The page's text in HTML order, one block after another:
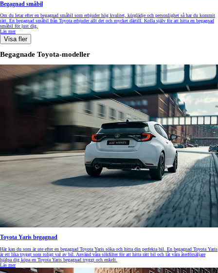
Begagnad småbil
Om du letar efter en begagnad småbil som erbjuder hög kvalitet, körglädje och personlighet så har du kommit
rätt. En begagnad småbil från Toyota erbjuder allt det och mycket därtill. Kolla själv för att hitta en begagnad
småbil för just dig.
Läs mer
Visa fler
Begagnade Toyota-modeller
Toyota Yaris begagnad
Här kan du som är ute efter en begagnad Toyota Yaris söka och hitta din perfekta bil. En begagnad Toyota Yaris
är ett lika tryggt som roligt val av bil. Använd våra sökfilter för att hitta rätt bil och låt våra återförsäljare
hjälpa dig köpa en Toyota Yaris begagnad tryggt och enkelt.
Läs mer